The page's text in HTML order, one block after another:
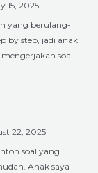
15, 2025
yang berulang-
by step, jadi anak
soal.
22, 2025
soal yang
Anak saya